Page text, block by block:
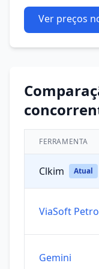
Ver preços
FERRAMENTA
Clkim Atual
ViaSoft
Gemini